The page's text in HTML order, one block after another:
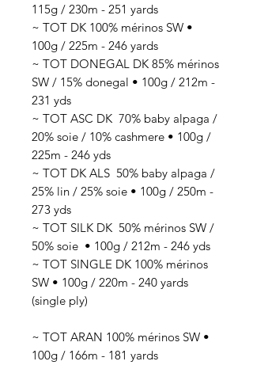
115g / 230m - 251 yards
~ TOT DK 100% mérinos SW •
100g / 225m - 246 yards
~ TOT DONEGAL DK 85% mérinos
SW / 15% donegal • 100g / 212m -
231 yds
~ TOT ASC DK 70% baby alpaga /
20% soie / 10% cashmere • 100g /
225m - 246 yds
~ TOT DK ALS 50% baby alpaga /
25% lin / 25% soie • 100g / 250m -
273 yds
~ TOT SILK DK 50% mérinos SW /
50% soie • 100g / 212m - 246 yds
~ TOT SINGLE DK 100% mérinos
SW • 100g / 220m - 240 yards
(single ply)
~ TOT ARAN 100% mérinos SW •
100g / 166m - 181 yards